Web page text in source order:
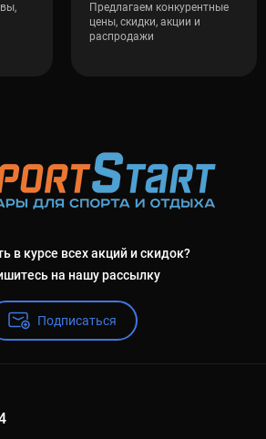
Предлагаем конкурентные
цены, скидки, акции и
распродажи
в курсе всех акций и скидок?
на нашу рассылку
Подписаться